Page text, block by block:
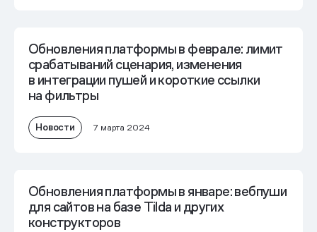
Обновления платформы в феврале: лимит
срабатываний сценария, изменения
в интеграции пушей и короткие ссылки
на фильтры
Новости 7 марта 2024
Обновления платформы в январе: вебпуши
для сайтов на базе Tilda и других
конструкторов